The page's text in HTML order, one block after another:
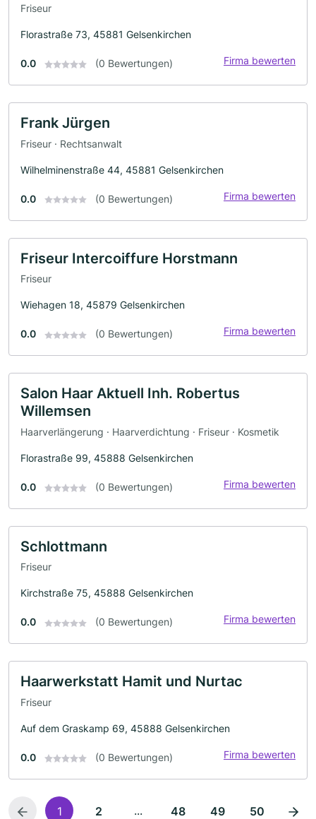
Friseur
Florastraße 73, 45881 Gelsenkirchen
0.0 (0 Bewertungen) Firma bewerten
Frank Jürgen
Friseur · Rechtsanwalt
Wilhelminenstraße 44, 45881 Gelsenkirchen
0.0 (0 Bewertungen) Firma bewerten
Friseur Intercoiffure Horstmann
Friseur
Wiehagen 18, 45879 Gelsenkirchen
0.0 (0 Bewertungen) Firma bewerten
Salon Haar Aktuell Inh. Robertus
Willemsen
Haarverlängerung · Haarverdichtung · Friseur · Kosmetik
Florastraße 99, 45888 Gelsenkirchen
0.0 (0 Bewertungen) Firma bewerten
Schlottmann
Friseur
Kirchstraße 75, 45888 Gelsenkirchen
0.0 (0 Bewertungen) Firma bewerten
Haarwerkstatt Hamit und Nurtac
Friseur
Auf dem Graskamp 69, 45888 Gelsenkirchen
0.0 (0 Bewertungen) Firma bewerten
1 2 ... 48 49 50